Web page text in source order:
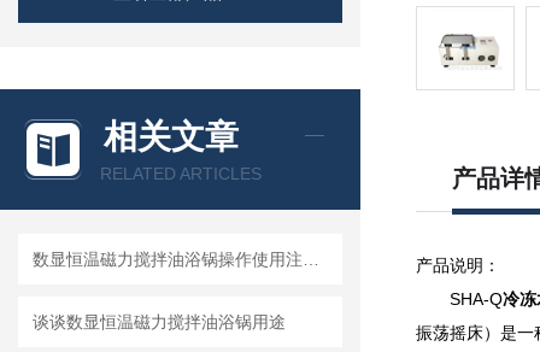
相关文章
RELATED ARTICLES
谈谈数显恒温磁力搅拌油浴锅用途
产品详
产品说明：
SHA-Q冷冻
振荡摇床）是一